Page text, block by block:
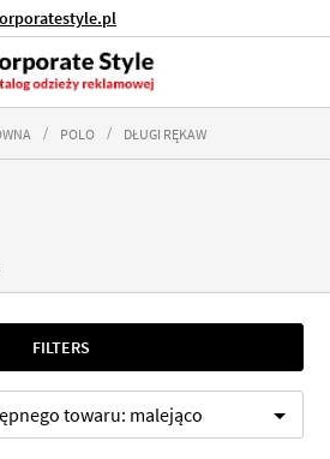
POLO DŁUGI RĘKAW
FILTERS
towaru: malejąco